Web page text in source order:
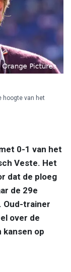
hoogte van het
0-1 van het
Veste. Het
dat de ploeg
de 29e
Oud-trainer
over de
kansen op